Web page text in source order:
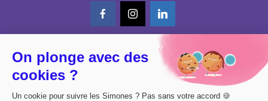
© CE SITE EST AGRÉÉ COMME SERVICE DE PRESSE EN LIGNE PAR LA
CPPAP SOUS LE N° 0626 Z 93934 (IPG ART.39BISA CGI)
On plonge avec des
cookies ?
Un cookie pour suivre les Simones ? Pas sans votre accord 🍪